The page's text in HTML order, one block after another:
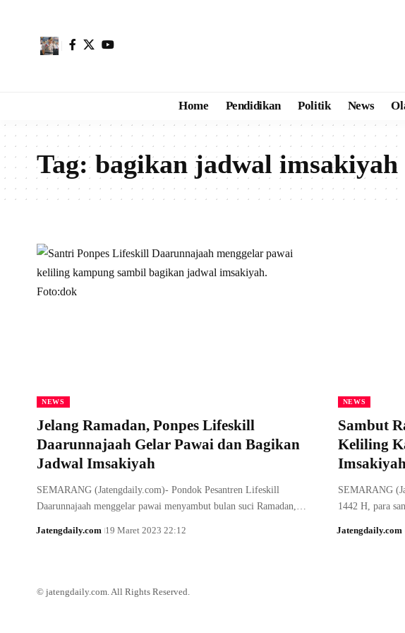
Home Pendidikan Politik News
Tag:bagikan jadwal imsakiyah
NEWS
Jelang Ramadan, Ponpes Lifeskill
Daarunnajaah Gelar Pawai dan Bagikan
Jadwal Imsakiyah
SEMARANG (Jatengdaily.com)- Pondok Pesantren Lifeskill
Daarunnajaah menggelar pawai menyambut bulan suci Ramadan,…
Jatengdaily.com 19 Maret 2023 22:12
NEWS
Sambut
Keliling
SEMARANG
1442 H, para
Jatengdaily.com
© jatengdaily.com. All Rights Reserved.